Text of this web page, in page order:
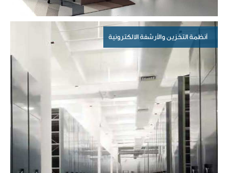
أنظمة التخزين والأرشفة الالكترونية